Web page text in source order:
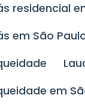
residencial
em São
em